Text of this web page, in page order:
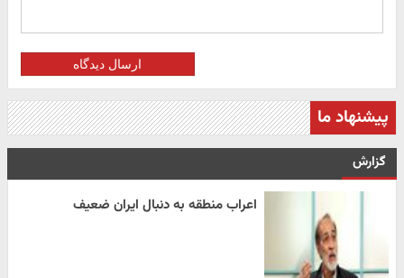
ارسال دیدگاه
پیشنهاد ما
گزارش
اعراب منطقه به دنبال ایران ضعیف